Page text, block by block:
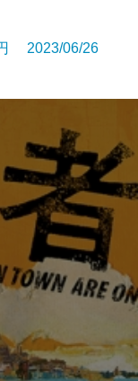
2023/06/26